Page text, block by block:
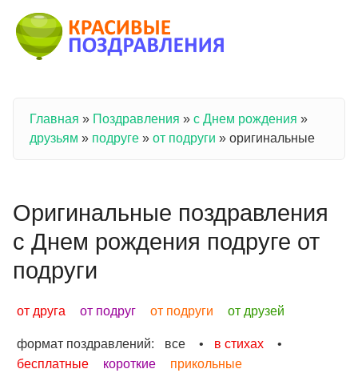
Вы здесь
Главная » Поздравления » с Днем рождения »
друзьям » подруге » от подруги » оригинальные
Оригинальные поздравления
с Днем рождения подруге от
подруги
от друга от подруг от подруги от друзей
формат поздравлений: все • в стихах
•
бесплатные
короткие
прикольные